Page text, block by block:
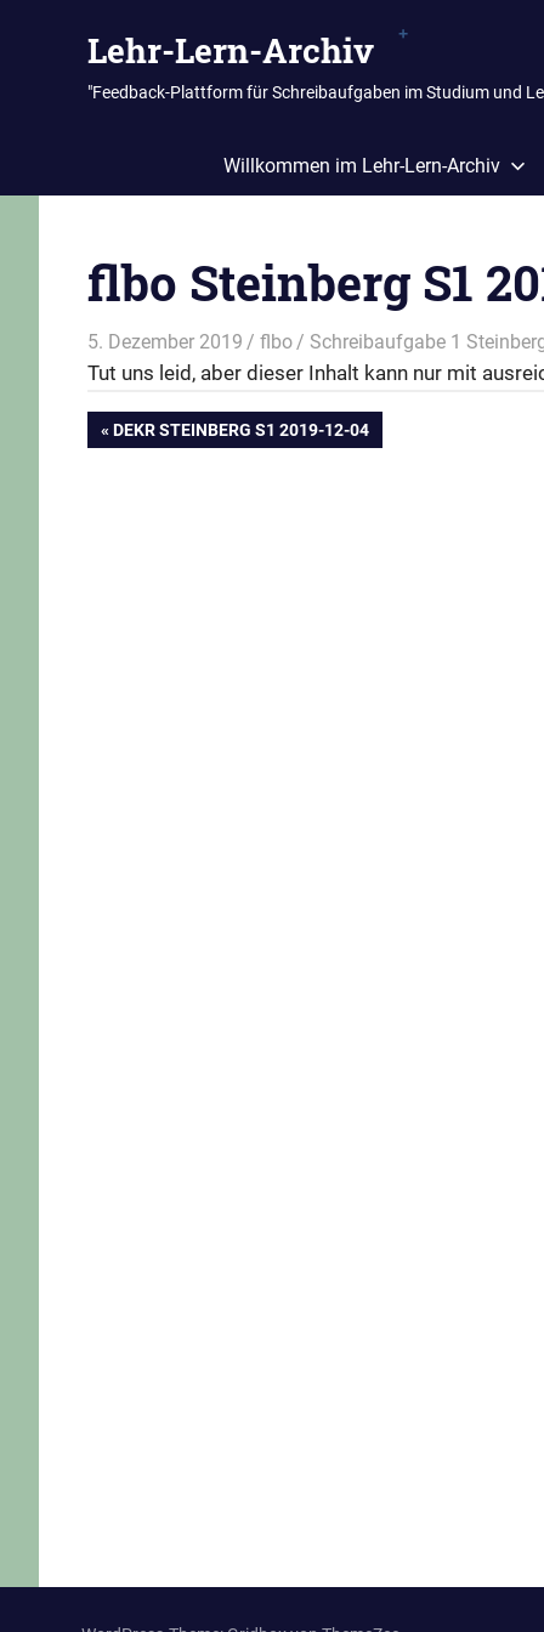
Lehr-Lern-Archiv
"Feedback-Plattform für Schreibaufgaben im Studium und
Willkommen im Lehr-Lern-Archiv
flbo Steinberg S1
5. Dezember 2019 flbo Schreibaufgabe 1
Tut uns leid, aber dieser Inhalt kann nur mit
Beitragsnavigation
VORHERIGER
DEKR STEINBERG S1 2019-12-04